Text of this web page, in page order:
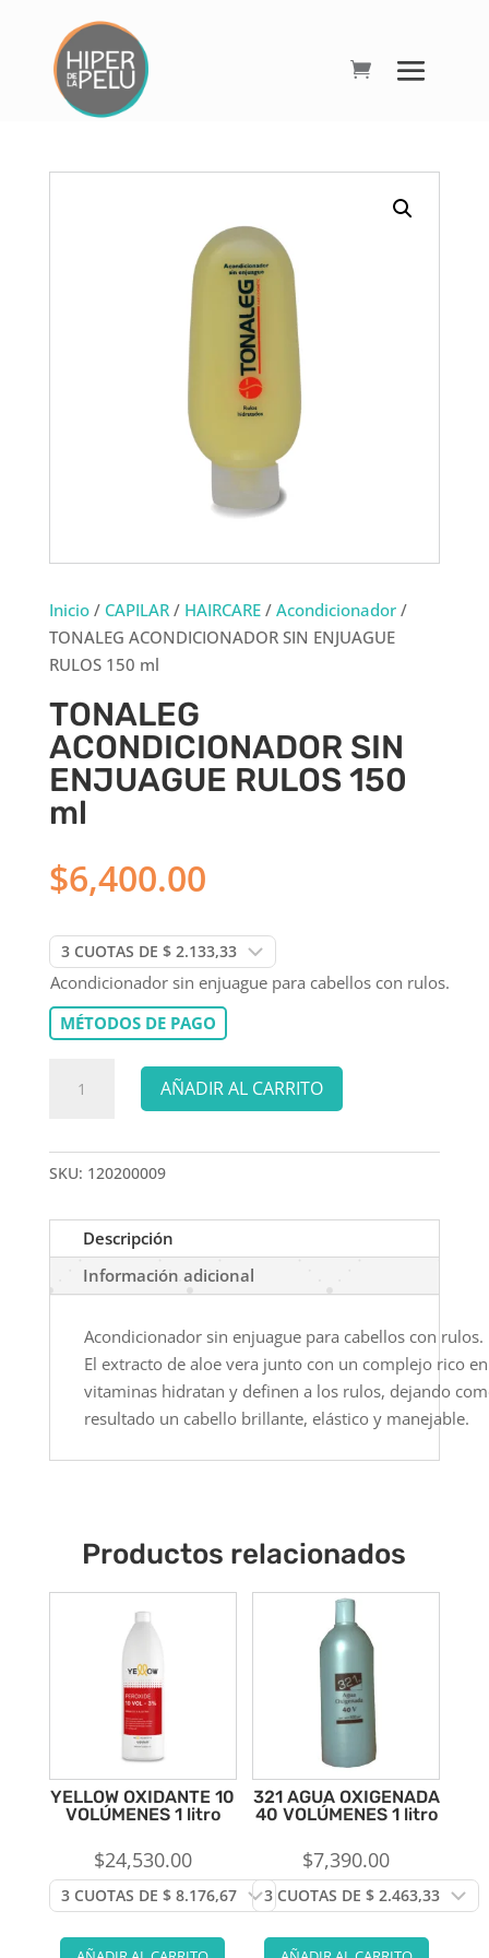
Inicio/ CAPILAR/ HAIRCARE/ Acondicionador/
TONALEG ACONDICIONADOR SIN ENJUAGUE
RULOS 150 ml
TONALEG
ACONDICIONADOR SIN
ENJUAGUE RULOS 150
ml
$6,400.00
Acondicionador sin enjuague para cabellos con rulos.
MÉTODOS DE PAGO
ACONDICIONADOR
ENJUAGUE
RULOS
cantidad
AÑADIR AL CARRITO
SKU: 120200009
Descripción
Información adicional
Acondicionador sin enjuague para cabellos con rulos.
El extracto de aloe vera junto con un complejo rico en
vitaminas hidratan y definen a los rulos, dejando
resultado un cabello brillante, elástico y manejable.
Productos relacionados
YELLOW OXIDANTE 10
VOLÚMENES 1 litro
$24,530.00
321 AGUA OXIGENADA
40 VOLÚMENES 1 litro
$7,390.00